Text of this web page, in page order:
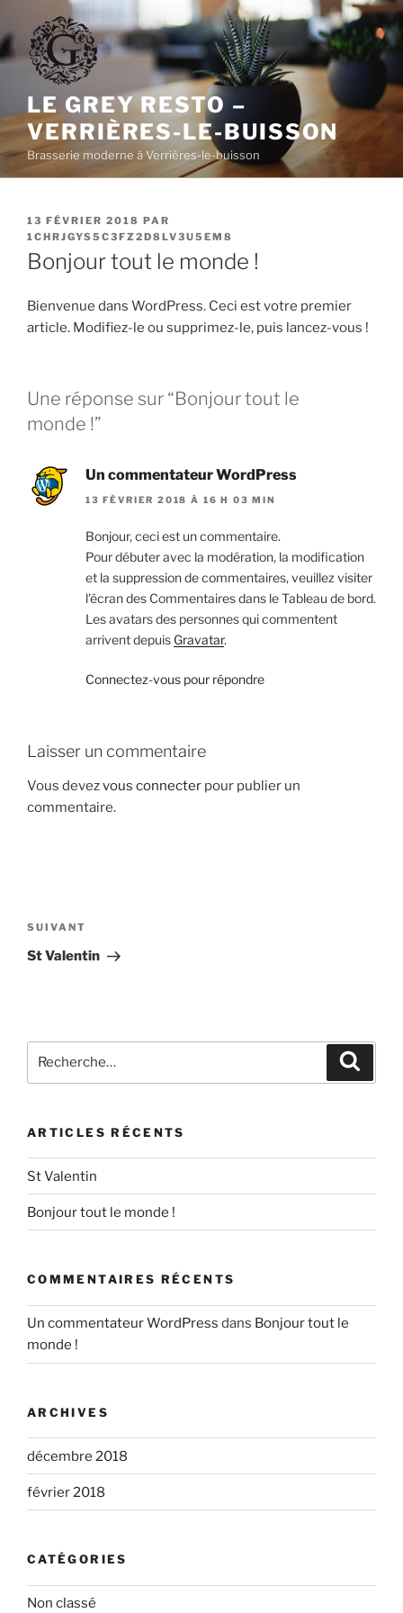
au
contenu
principal
LE GREY RESTO –
VERRIÈRES-LE-BUISSON
Brasserie moderne à Verrières-le-buisson
PUBLIÉ
LE
13 FÉVRIER 2018 PAR
1CHRJGYS5C3FZ2D8LV3U5EM8
Bonjour tout le monde !
Bienvenue dans WordPress. Ceci est votre premier
article. Modifiez-le ou supprimez-le, puis lancez-vous !
Une réponse sur “Bonjour tout le
monde !”
Un commentateur WordPress
13 FÉVRIER 2018 À 16 H 03 MIN
Bonjour, ceci est un commentaire.
Pour débuter avec la modération, la modification
et la suppression de commentaires, veuillez visiter
l’écran des Commentaires dans le Tableau de bord.
Les avatars des personnes qui commentent
arrivent depuis Gravatar.
Connectez-vous pour répondre
Laisser un commentaire
Vous devezvous connecter pour publier un
commentaire.
de
l’article
Article
suivant
SUIVANT
St Valentin
pour
ARTICLES RÉCENTS
St Valentin
Bonjour tout le monde !
COMMENTAIRES RÉCENTS
Un commentateur WordPress dans Bonjour tout le
monde !
ARCHIVES
décembre 2018
février 2018
CATÉGORIES
Non classé